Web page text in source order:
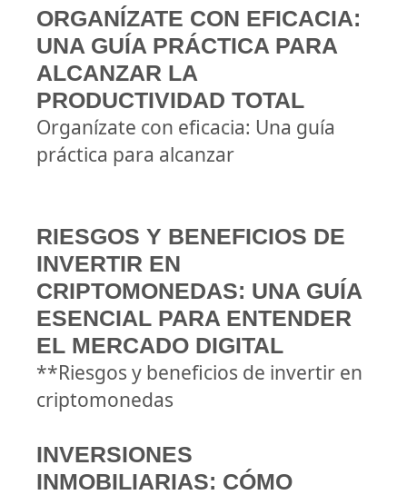
ORGANÍZATE CON EFICACIA:
UNA GUÍA PRÁCTICA PARA
ALCANZAR LA
PRODUCTIVIDAD TOTAL
Organízate con eficacia: Una guía
práctica para alcanzar
RIESGOS Y BENEFICIOS DE
INVERTIR EN
CRIPTOMONEDAS: UNA GUÍA
ESENCIAL PARA ENTENDER
EL MERCADO DIGITAL
**Riesgos y beneficios de invertir en
criptomonedas
INVERSIONES
INMOBILIARIAS: CÓMO